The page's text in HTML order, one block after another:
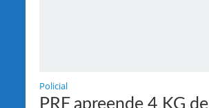
Policial
PRF apreende 4 KG de